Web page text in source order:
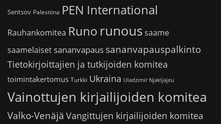
Sentsov Palestiina PEN International
Rauhankomitea Runo runoussaame
saamelaiset sananvapaus sananvapauspalkinto
Tietokirjoittajien ja tutkijoiden komitea
toimintakertomus Turkki Ukraina Uladzimir Njakljajeu
Vainottujen kirjailijoiden komitea
Valko-Venäjä Vangittujen kirjailijoiden komitea